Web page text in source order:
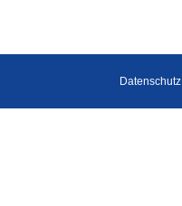
Datenschutz